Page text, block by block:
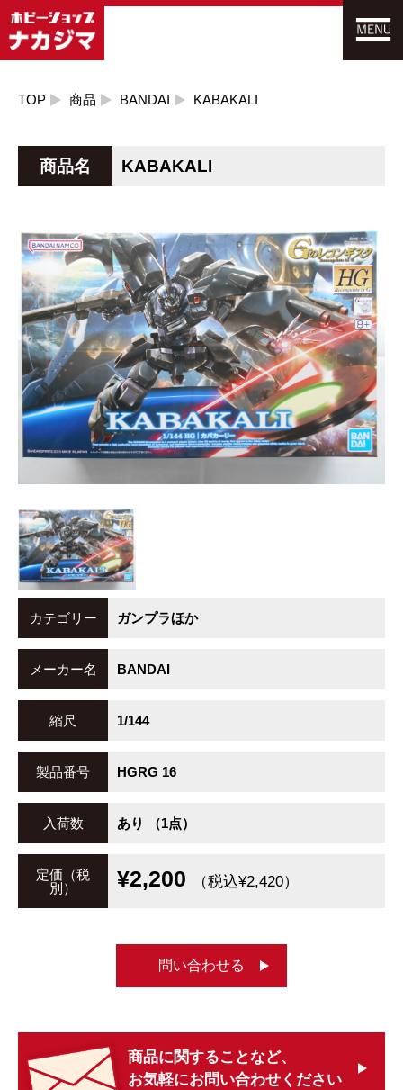
TOP 商品 BANDAI KABAKALI
商品名 KABAKALI
カテゴリー ガンプラほか
メーカー名 BANDAI
縮尺 1/144
製品番号 HGRG 16
入荷数 あり （1点）
定価（税
別）
¥2,200 （税込¥2,420）
問い合わせる
商品に関することなど、
お気軽にお問い合わせください